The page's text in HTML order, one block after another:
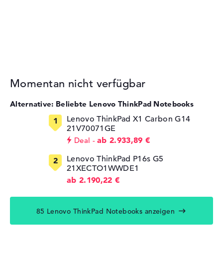
Momentan nicht verfügbar
Alternative: Beliebte Lenovo ThinkPad Notebooks
Lenovo ThinkPad X1 Carbon G14
21V70071GE
Deal
ab 2.933,89 €
Lenovo ThinkPad P16s G5
21XECTO1WWDE1
ab 2.190,22 €
85 Lenovo ThinkPad Notebooks anzeigen